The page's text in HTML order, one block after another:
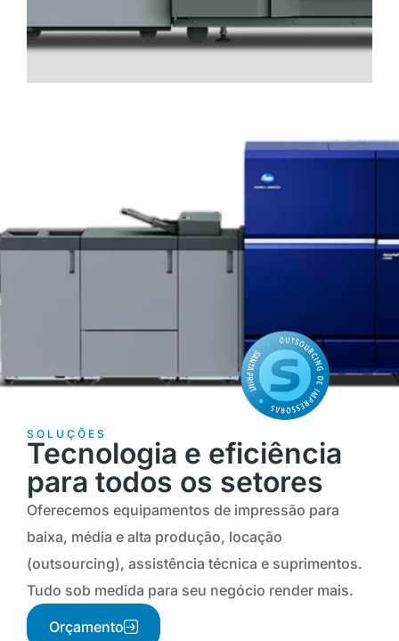
SOLUÇÕES
Tecnologia e eficiência
para todos os setores
Oferecemos equipamentos de impressão para
baixa, média e alta produção, locação
(outsourcing), assistência técnica e suprimentos.
Tudo sob medida para seu negócio render mais.
Orçamento